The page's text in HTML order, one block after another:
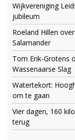
Wijkvereniging
jubileum
Roeland Hillen
Salamander
Tom Erik-Grotens
Wassenaarse Slag
Watertekort:
om te gaan
Vier dagen, 160
terug